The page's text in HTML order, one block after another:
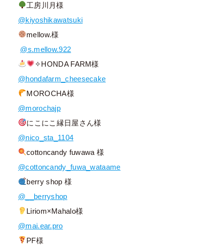
工房川月様
@kiyoshikawatsuki
mellow.様
@s.mellow.922
✧HONDA FARM様
@hondafarm_cheesecake
MOROCHA様
@morochajp
にこにこ縁日屋さん様
@nico_sta_1104
cottoncandy fuwawa 様
@cottoncandy_fuwa_wataame
berry shop 様
@__berryshop
Liriom×Mahalo様
@mai.ear.pro
PF様